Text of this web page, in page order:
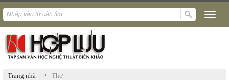
Trang nhà › Thơ